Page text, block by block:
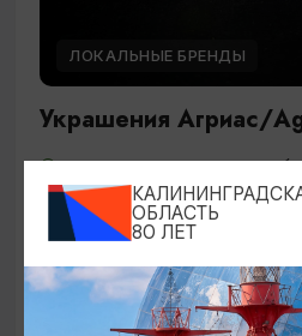
ЛОКАЛЬНЫЕ БРЕНДЫ
Украшения Агриас/
Калининград, проспект
ОБЛАСТЬ
80 ЛЕТ